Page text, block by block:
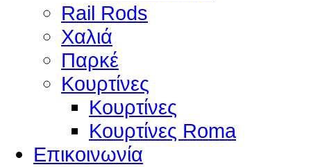
Rail Rods
Χαλιά
Παρκέ
Κουρτίνες
Κουρτίνες
Κουρτίνες Roma
Επικοινωνία